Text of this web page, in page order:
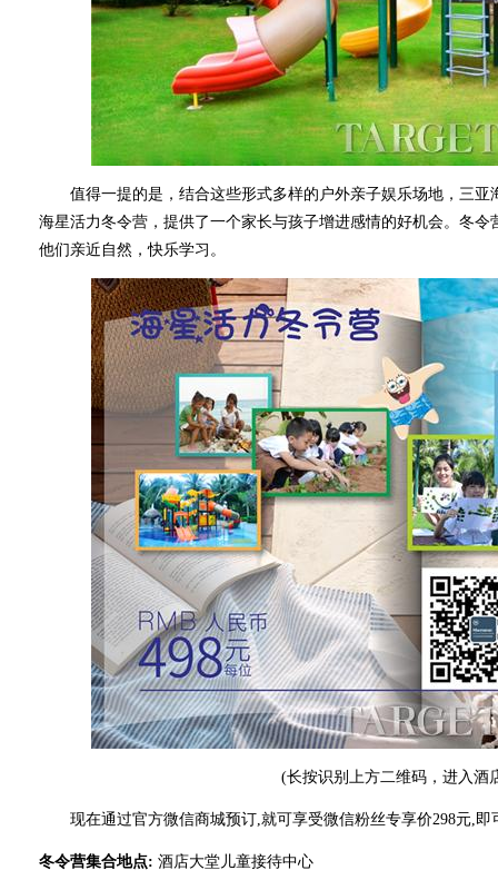
值得一提的是，结合这些形式多样的户外亲子娱乐场地，三亚
海星活力冬令营，提供了一个家长与孩子增进感情的好机会。冬
他们亲近自然，快乐学习。
(长按识别上方二维码，进入酒
现在通过官方微信商城预订,就可享受微信粉丝专享价298元,即
冬令营集合地点:酒店大堂儿童接待中心